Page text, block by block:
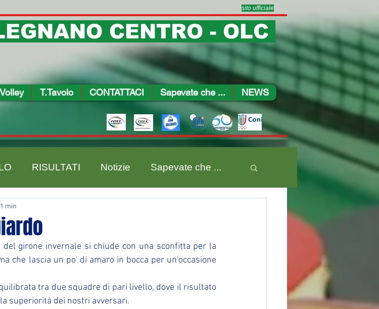
sito ufficiale
CENTRO - OLC
Volley T.Tavolo CONTATTACI Sapevate che ... NEWS
RISULTATI Notizie Sapevate che ...
min
che lascia un po' di amaro in bocca per un'occasione
tra due squadre di pari livello, dove il risultato
superiorità dei nostri avversari.